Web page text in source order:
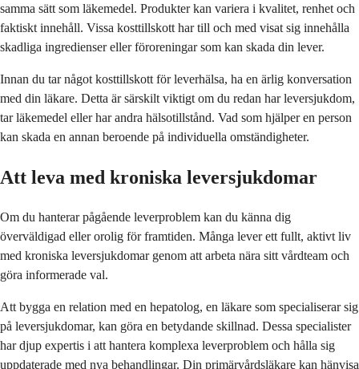
samma sätt som läkemedel. Produkter kan variera i kvalitet, renhet och
faktiskt innehåll. Vissa kosttillskott har till och med visat sig innehålla
skadliga ingredienser eller föroreningar som kan skada din lever.
Innan du tar något kosttillskott för leverhälsa, ha en ärlig konversation
med din läkare. Detta är särskilt viktigt om du redan har leversjukdom,
tar läkemedel eller har andra hälsotillstånd. Vad som hjälper en person
kan skada en annan beroende på individuella omständigheter.
Att leva med kroniska leversjukdomar
Om du hanterar pågående leverproblem kan du känna dig
överväldigad eller orolig för framtiden. Många lever ett fullt, aktivt liv
med kroniska leversjukdomar genom att arbeta nära sitt vårdteam och
göra informerade val.
Att bygga en relation med en hepatolog, en läkare som specialiserar sig
på leversjukdomar, kan göra en betydande skillnad. Dessa specialister
har djup expertis i att hantera komplexa leverproblem och hålla sig
uppdaterade med nya behandlingar. Din primärvårdsläkare kan hänvisa